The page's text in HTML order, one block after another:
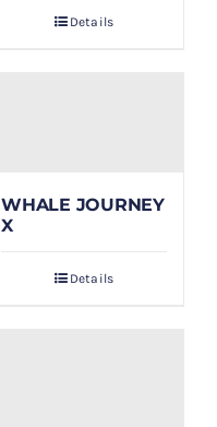
Details
WHALE JOURNEY
X
Details